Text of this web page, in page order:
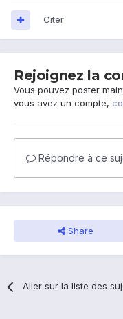
Citer
Rejoignez la
Vous pouvez poster
vous avez un compte,
Répondre à ce
Share
Aller sur la liste des